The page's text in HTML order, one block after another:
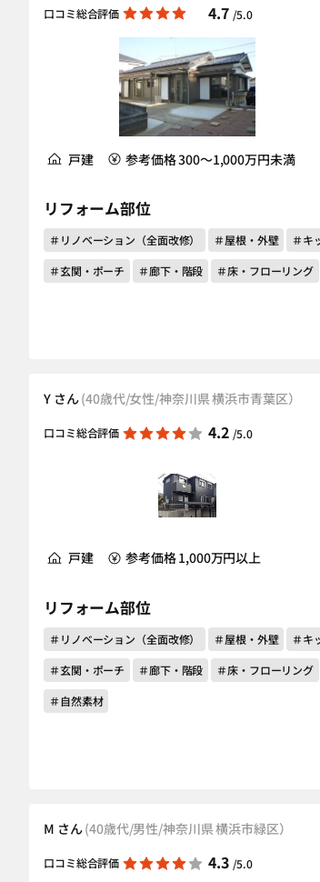
口コミ総合評価 4.7 /5.0
戸建 参考価格 300～1,000万円未満
リフォーム部位
＃リノベーション（全面改修） ＃屋根・外壁 ＃キ
＃玄関・ポーチ
＃廊下・階段 ＃床・フローリング
Y さん(40歳代/女性/神奈川県 横浜市青葉区）
口コミ総合評価 4.2 /5.0
戸建 参考価格 1,000万円以上
リフォーム部位
＃リノベーション（全面改修） ＃屋根・外壁 ＃キ
＃玄関・ポーチ
＃廊下・階段 ＃床・フローリング
＃自然素材
M さん(40歳代/男性/神奈川県 横浜市緑区）
口コミ総合評価 4.3 /5.0